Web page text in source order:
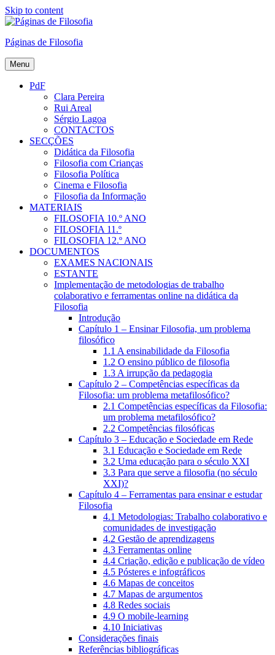
Skip to content
Páginas de Filosofia
Menu
PdF
Clara Pereira
Rui Areal
Sérgio Lagoa
CONTACTOS
SECÇÕES
Didática da Filosofia
Filosofia com Crianças
Filosofia Política
Cinema e Filosofia
Filosofia da Informação
MATERIAIS
FILOSOFIA 10.º ANO
FILOSOFIA 11.º
FILOSOFIA 12.º ANO
DOCUMENTOS
EXAMES NACIONAIS
ESTANTE
Implementação de metodologias de trabalho
colaborativo e ferramentas online na didática da
Filosofia
Introdução
Capítulo 1 – Ensinar Filosofia, um problema
filosófico
1.1 A ensinabilidade da Filosofia
1.2 O ensino público de filosofia
1.3 A irrupção da pedagogia
Capítulo 2 – Competências específicas da
Filosofia: um problema metafilosófico?
2.1 Competências específicas da Filosofia:
um problema metafilosófico?
2.2 Competências filosóficas
Capítulo 3 – Educação e Sociedade em Rede
3.1 Educação e Sociedade em Rede
3.2 Uma educação para o século XXI
3.3 Para que serve a filosofia (no século
XXI)?
Capítulo 4 – Ferramentas para ensinar e estudar
Filosofia
4.1 Metodologias: Trabalho colaborativo e
comunidades de investigação
4.2 Gestão de aprendizagens
4.3 Ferramentas online
4.4 Criação, edição e publicação de vídeo
4.5 Pósteres e infográficos
4.6 Mapas de conceitos
4.7 Mapas de argumentos
4.8 Redes sociais
4.9 O mobile-learning
4.10 Iniciativas
Considerações finais
Referências bibliográficas